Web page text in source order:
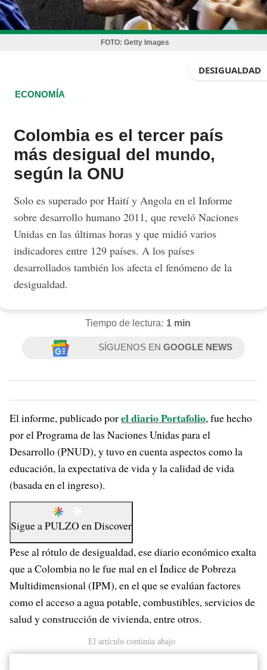
FOTO: Getty Images
DESIGUALDAD
ECONOMÍA
Colombia es el tercer país
más desigual del mundo,
según la ONU
Solo es superado por Haití y Angola en el Informe
sobre desarrollo humano 2011, que reveló Naciones
Unidas en las últimas horas y que midió varios
indicadores entre 129 países. A los países
desarrollados también los afecta el fenómeno de la
desigualdad.
Tiempo de lectura: 1 min
SÍGUENOS ENGOOGLE NEWS
El informe, publicado porel diario Portafolio, fue hecho
por el Programa de las Naciones Unidas para el
Desarrollo (PNUD), y tuvo en cuenta aspectos como la
educación, la expectativa de vida y la calidad de vida
(basada en el ingreso).
Sigue aPULZO enDiscover
Pese al rótulo de desigualdad, ese diario económico exalta
que a Colombia no le fue mal en el Índice de Pobreza
Multidimensional (IPM), en el que se evalúan factores
como el acceso a agua potable, combustibles, servicios de
salud y construcción de vivienda, entre otros.
El artículo continúa abajo